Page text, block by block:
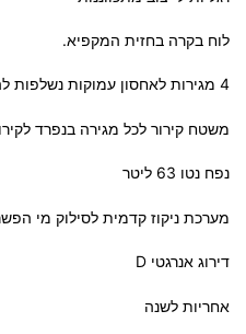
לוח בקרה בחזית המקפיא.
4 מגירות לאחסון עמוקות נשלפות להקפאה עמוקה
משטח קירור לכל מגירה בנפרד
נפח נטו 63 ליטר
מערכת ניקוז קדמית לסילוק מי
דירוג אנרגטי D
אחריות לשנה